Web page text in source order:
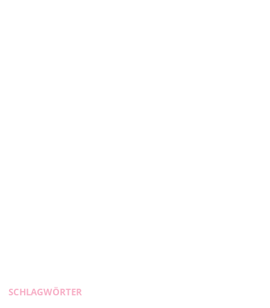
SCHLAGWÖRTER